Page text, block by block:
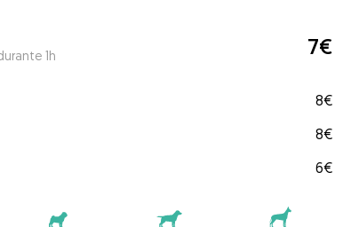
1h 7€
8€
8€
6€